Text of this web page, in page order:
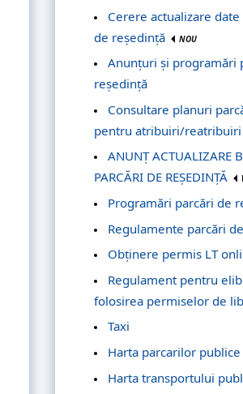
Cerere actualizare
de reședință
NOU
Anunțuri și programări
reședință
Consultare planuri
pentru atribuiri/reatribuiri
ANUNȚ ACTUALIZARE
PARCĂRI DE REȘEDINȚĂ
Programări parcări de
Regulamente parcări
Obținere permis LT
Regulament pentru
folosirea permiselor de
Taxi
Harta parcarilor publice
Harta transportului